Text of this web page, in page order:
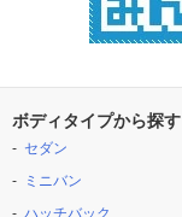
ボディタイプから探す
セダン
ミニバン